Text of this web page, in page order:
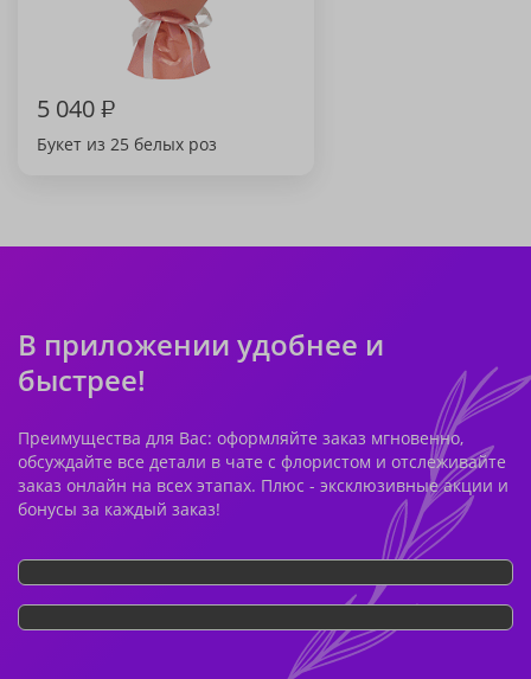
5 040₽
Букет из 25 белых роз
В приложении удобнее и
быстрее!
Преимущества для Вас: оформляйте заказ мгновенно,
обсуждайте все детали в чате с флористом и отслеживайте
заказ онлайн на всех этапах. Плюс - эксклюзивные акции и
бонусы за каждый заказ!